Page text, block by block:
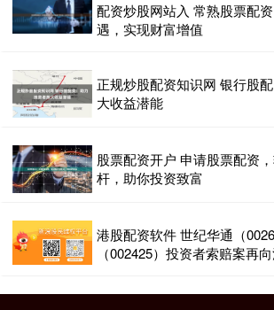
配资炒股网站入 常熟股票配
遇，实现财富增值
正规炒股配资知识网 银行股
大收益潜能
股票配资开户 申请股票配资
杆，助你投资致富
港股配资软件 世纪华通（
（002425）投资者索赔案再